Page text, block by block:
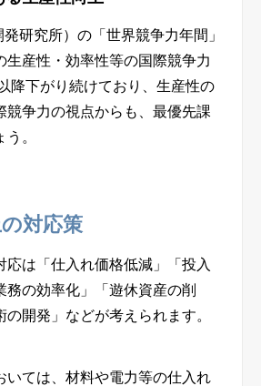
発研究所）の「世界競争力年間」
生産性・効率性等の国際競争力
降下がり続けており、生産性の
競争力の視点からも、最優先課
。
対応策
応は「仕入れ価格低減」「投入
務の効率化」「遊休資産の削
開発」などが考えられます。
いては、材料や電力等の仕入れ